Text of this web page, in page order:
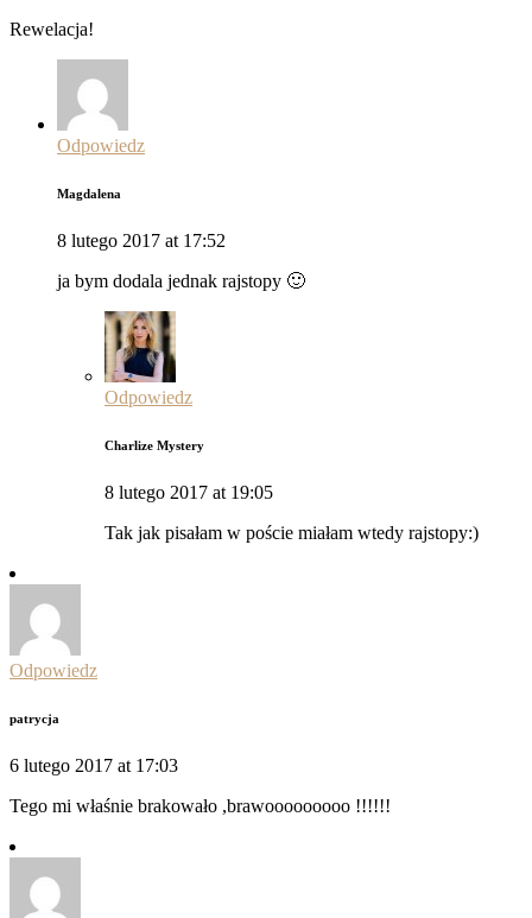
Rewelacja!
Odpowiedz
Magdalena
8 lutego 2017 at 17:52
ja bym dodala jednak rajstopy 🙂
Odpowiedz
Charlize Mystery
8 lutego 2017 at 19:05
Tak jak pisałam w poście miałam wtedy rajstopy:)
Odpowiedz
patrycja
6 lutego 2017 at 17:03
Tego mi właśnie brakowało ,brawooooooooo !!!!!!